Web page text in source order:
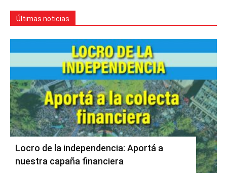
Últimas noticias
Locro de la independencia: Aportá a
nuestra capaña financiera